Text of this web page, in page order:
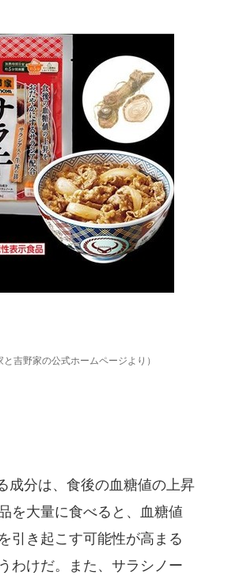
吉野家の公式ホームページより）
成分は、食後の血糖値の上昇
を大量に食べると、血糖値
引き起こす可能性が高まる
わけだ。また、サラシノー